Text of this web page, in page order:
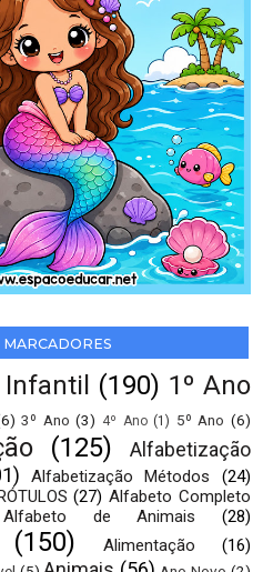
MARCADORES
(190) 1º Ano
3º Ano (3) 4º Ano (1) 5º Ano (6)
(125)
Alfabetização
Alfabetização Métodos
(24)
(27) Alfabeto Completo
Alfabeto de Animais (28)
(150) Alimentação (16)